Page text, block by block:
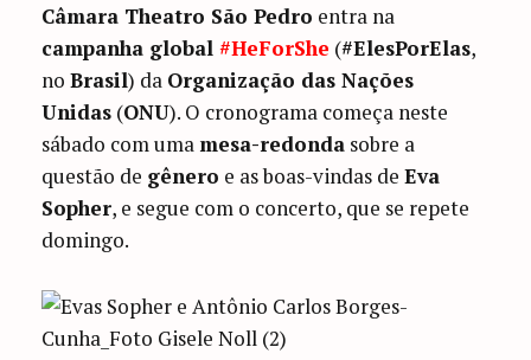
Câmara Theatro São Pedro entra na
campanha global ‪#‎HeForShe ‬ (‪#‎ElesPorElas‬,
noBrasil) da Organização das Nações
Unidas (ONU). O cronograma começa neste
sábado com umamesa-redonda sobre a
questão de gênero e as boas-vindas deEva
Sopher, e segue com o concerto, que se repete
domingo.